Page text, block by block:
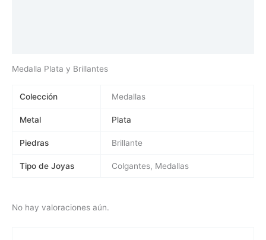
Medalla Plata y Brillantes
Colección Medallas
Metal Plata
Piedras Brillante
Tipo de Joyas Colgantes, Medallas
No hay valoraciones aún.